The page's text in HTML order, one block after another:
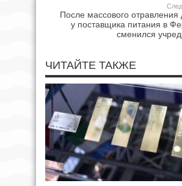
После массового отравления
у поставщика питания в
сменился
ЧИТАЙТЕ ТАКЖЕ